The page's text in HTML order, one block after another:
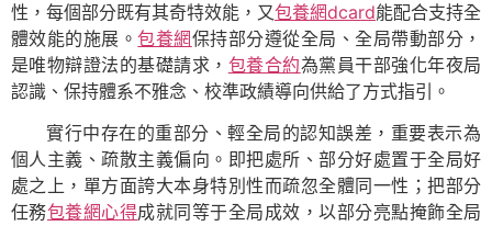
性，每個部分既有其奇特效能，又包養網dcard能配合支持全
體效能的施展。包養網保持部分遵從全局、全局帶動部分，
是唯物辯證法的基礎請求， 包養合約為黨員干部強化年夜局
認識、保持體系不雅念、校準政績導向供給了方式指引。
實行中存在的重部分、輕全局的認知誤差，重要表示為
個人主義、疏散主義偏向。即把處所、部分好處置于全局好
處之上，單方面誇大本身特別性而疏忽全體同一性；把部分
任務包養網心得成就同等于全局成效，以部分亮點掩飾全局